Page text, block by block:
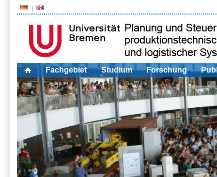
Fachgebiet Studium Forschung